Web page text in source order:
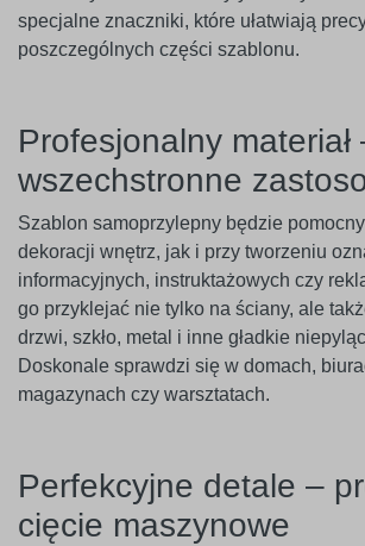
specjalne znaczniki, które ułatwiają
poszczególnych części szablonu.
Profesjonalny materiał
wszechstronne
Szablon samoprzylepny będzie
dekoracji wnętrz, jak i przy tworzeniu
informacyjnych, instruktażowych czy
go przyklejać nie tylko na ściany, ale
drzwi, szkło, metal i inne gładkie
Doskonale sprawdzi się w domach,
magazynach czy warsztatach.
Perfekcyjne detale –
cięcie maszynowe